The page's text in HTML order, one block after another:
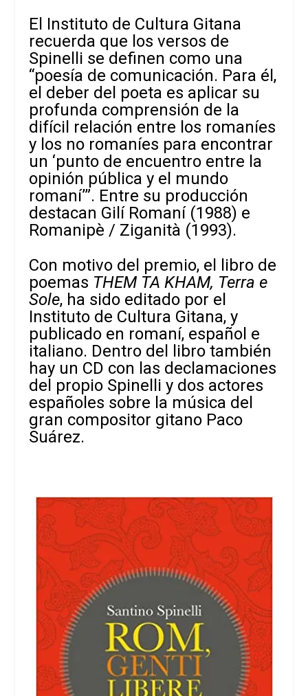
El Instituto de Cultura Gitana
recuerda que los versos de
Spinelli se definen como una
“poesía de comunicación. Para él,
el deber del poeta es aplicar su
profunda comprensión de la
difícil relación entre los romaníes
y los no romaníes para encontrar
un ‘punto de encuentro entre la
opinión pública y el mundo
romaní’”. Entre su producción
destacan Gilí Romaní (1988) e
Romanipè / Ziganità (1993).
Con motivo del premio, el libro de
poemas THEM TA KHAM, Terra e
Sole, ha sido editado por el
Instituto de Cultura Gitana, y
publicado en romaní, español e
italiano. Dentro del libro también
hay un CD con las declamaciones
del propio Spinelli y dos actores
españoles sobre la música del
gran compositor gitano Paco
Suárez.